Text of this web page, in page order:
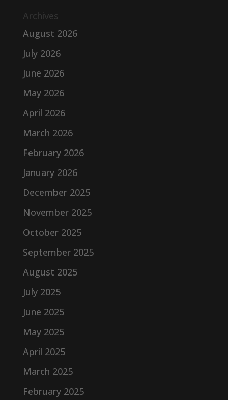
Archives
August 2026
July 2026
June 2026
May 2026
April 2026
March 2026
February 2026
January 2026
December 2025
November 2025
October 2025
September 2025
August 2025
July 2025
June 2025
May 2025
April 2025
March 2025
February 2025